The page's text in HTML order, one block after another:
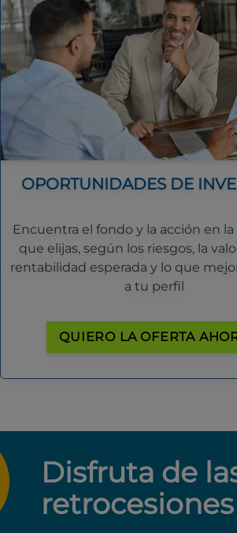
OPORTUNIDADES DE
Encuentra el fondo y la acción en
que elijas, según los riesgos, la
rentabilidad esperada y lo que
a tu perfil
QUIERO LA OFERTA
Disfruta de